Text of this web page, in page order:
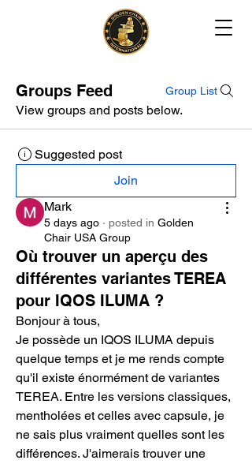
Groups Feed Group List
View groups and posts below.
Suggested post
Join
Mark
5 days ago · posted in Golden
Chair USA Group
Où trouver un aperçu des
différentes variantes TEREA
pour IQOS ILUMA ?
Bonjour à tous,
Je possède un IQOS ILUMA depuis
quelque temps et je me rends compte
qu'il existe énormément de variantes
TEREA. Entre les versions classiques,
mentholées et celles avec capsule, je
ne sais plus vraiment quelles sont les
différences. J'aimerais trouver une